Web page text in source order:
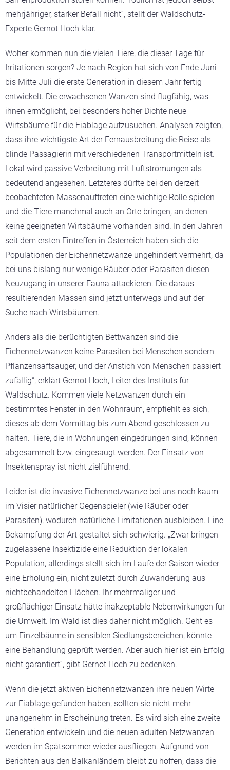
mehrjähriger, starker Befall nicht“, stellt der Waldschutz-
Experte Gernot Hoch klar.
Woher kommen nun die vielen Tiere, die dieser Tage für
Irritationen sorgen? Je nach Region hat sich von Ende Juni
bis Mitte Juli die erste Generation in diesem Jahr fertig
entwickelt. Die erwachsenen Wanzen sind flugfähig, was
ihnen ermöglicht, bei besonders hoher Dichte neue
Wirtsbäume für die Eiablage aufzusuchen. Analysen zeigten,
dass ihre wichtigste Art der Fernausbreitung die Reise als
blinde Passagierin mit verschiedenen Transportmitteln ist.
Lokal wird passive Verbreitung mit Luftströmungen als
bedeutend angesehen. Letzteres dürfte bei den derzeit
beobachteten Massenauftreten eine wichtige Rolle spielen
und die Tiere manchmal auch an Orte bringen, an denen
keine geeigneten Wirtsbäume vorhanden sind. In den Jahren
seit dem ersten Eintreffen in Österreich haben sich die
Populationen der Eichennetzwanze ungehindert vermehrt, da
bei uns bislang nur wenige Räuber oder Parasiten diesen
Neuzugang in unserer Fauna attackieren. Die daraus
resultierenden Massen sind jetzt unterwegs und auf der
Suche nach Wirtsbäumen.
Anders als die berüchtigten Bettwanzen sind die
Eichennetzwanzen keine Parasiten bei Menschen sondern
Pflanzensaftsauger, und der Anstich von Menschen passiert
zufällig“, erklärt Gernot Hoch, Leiter des Instituts für
Waldschutz. Kommen viele Netzwanzen durch ein
bestimmtes Fenster in den Wohnraum, empfiehlt es sich,
dieses ab dem Vormittag bis zum Abend geschlossen zu
halten. Tiere, die in Wohnungen eingedrungen sind, können
abgesammelt bzw. eingesaugt werden. Der Einsatz von
Insektenspray ist nicht zielführend.
Leider ist die invasive Eichennetzwanze bei uns noch kaum
im Visier natürlicher Gegenspieler (wie Räuber oder
Parasiten), wodurch natürliche Limitationen ausbleiben. Eine
Bekämpfung der Art gestaltet sich schwierig. „Zwar bringen
zugelassene Insektizide eine Reduktion der lokalen
Population, allerdings stellt sich im Laufe der Saison wieder
eine Erholung ein, nicht zuletzt durch Zuwanderung aus
nichtbehandelten Flächen. Ihr mehrmaliger und
großflächiger Einsatz hätte inakzeptable Nebenwirkungen für
die Umwelt. Im Wald ist dies daher nicht möglich. Geht es
um Einzelbäume in sensiblen Siedlungsbereichen, könnte
eine Behandlung geprüft werden. Aber auch hier ist ein Erfolg
nicht garantiert“, gibt Gernot Hoch zu bedenken.
Wenn die jetzt aktiven Eichennetzwanzen ihre neuen Wirte
zur Eiablage gefunden haben, sollten sie nicht mehr
unangenehm in Erscheinung treten. Es wird sich eine zweite
Generation entwickeln und die neuen adulten Netzwanzen
werden im Spätsommer wieder ausfliegen. Aufgrund von
Berichten aus den Balkanländern bleibt zu hoffen, dass die